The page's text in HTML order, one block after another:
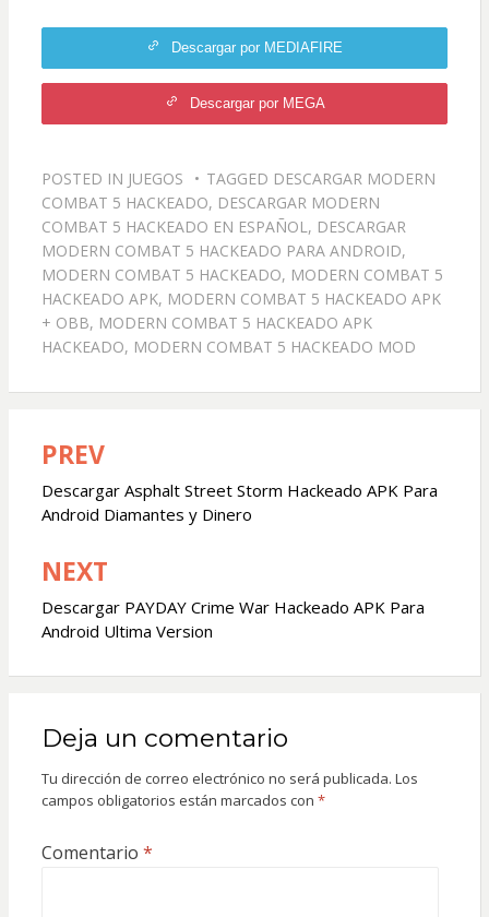
Descargar por MEDIAFIRE
Descargar por MEGA
POSTED IN JUEGOS TAGGED DESCARGAR MODERN
COMBAT 5 HACKEADO, DESCARGAR MODERN
COMBAT 5 HACKEADO EN ESPAÑOL, DESCARGAR
MODERN COMBAT 5 HACKEADO PARA ANDROID,
MODERN COMBAT 5 HACKEADO, MODERN COMBAT 5
HACKEADO APK, MODERN COMBAT 5 HACKEADO APK
+ OBB, MODERN COMBAT 5 HACKEADO APK
HACKEADO, MODERN COMBAT 5 HACKEADO MOD
Navegación
de
entradas
PREV
Descargar Asphalt Street Storm Hackeado APK Para
Android Diamantes y Dinero
NEXT
Descargar PAYDAY Crime War Hackeado APK Para
Android Ultima Version
Deja un comentario
Tu dirección de correo electrónico no será publicada. Los
campos obligatorios están marcados con *
Comentario *